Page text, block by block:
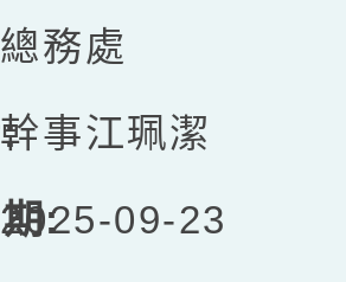
總務處
幹事江珮潔
2025-09-23